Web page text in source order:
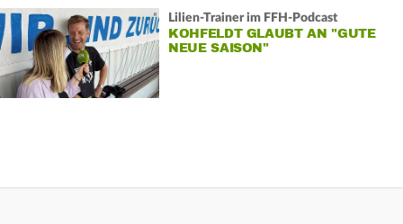
Lilien-Trainer im FFH-Podcast
KOHFELDT GLAUBT AN "GUTE
NEUE SAISON"